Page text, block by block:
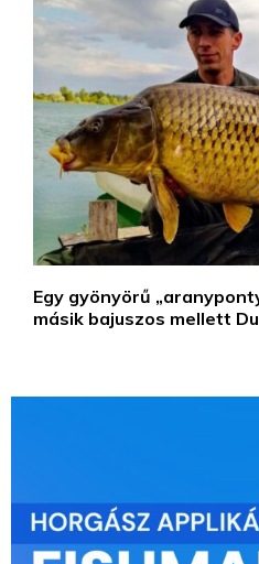
Egy gyönyörű
másik bajuszos mellett